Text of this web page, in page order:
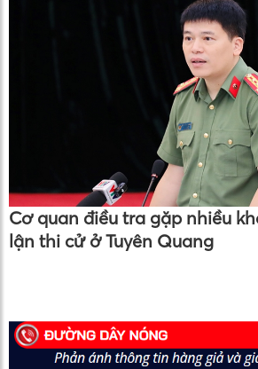
Cơ quan điều tra gặp nhiều
lận thi cử ở Tuyên Quang